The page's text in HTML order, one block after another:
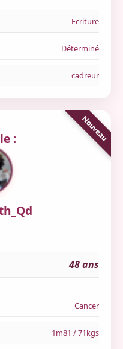
Ecriture
Déterminé
cadreur
:
48 ans
Cancer
1m81 / 71kgs